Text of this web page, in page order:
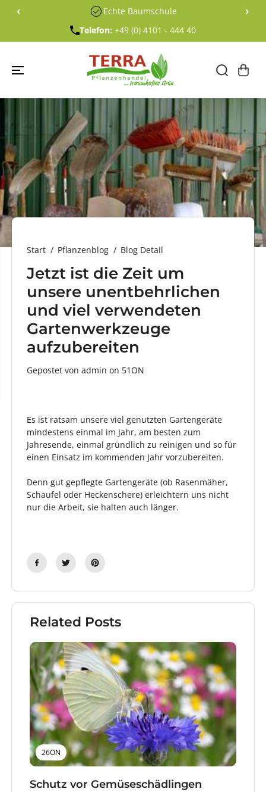
EN SIE ZU
‹ Echte Baumschule ›
Telefon: +49 (0) 4101 - 444 40
Start Pflanzenblog Blog Detail
Jetzt ist die Zeit um
unsere unentbehrlichen
und viel verwendeten
Gartenwerkzeuge
aufzubereiten
Gepostet von admin on 51ON
Es ist ratsam unsere viel genutzten Gartengeräte
mindestens einmal im Jahr, am besten zum
Jahresende, einmal gründlich zu reinigen und so für
einen Einsatz im kommenden Jahr vorzubereiten.
Denn gut gepflegte Gartengeräte (ob Rasenmäher,
Schaufel oder Heckenschere) erleichtern uns nicht
nur die Arbeit, sie halten auch länger.
Related Posts
26ON
Schutz vor Gemüseschädlingen